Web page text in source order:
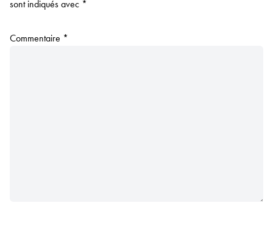
sont indiqués avec *
Commentaire *